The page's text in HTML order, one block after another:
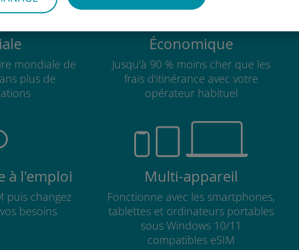
mondiale de
plus de
Économique
Jusqu'à 90 % moins cher que les
frais d'itinérance avec votre
opérateur habituel
à l'emploi
puis changez
besoins
Multi-appareil
Fonctionne avec les smartphones,
tablettes et ordinateurs portables
sous Windows 10/11
compatibles eSIM